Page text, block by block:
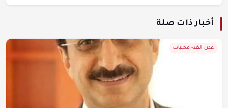
أخبار ذات صلة
عدن الغد- محليات